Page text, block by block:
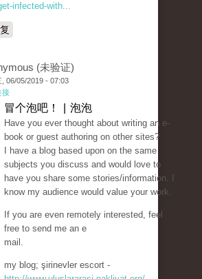
infected-with...
(未验证)
, 06/05/2019 - 07:03
接
冒个泡吧！ | 泡泡
Have you ever thought about writing an e-
book or guest authoring on other sites?
I have a blog based upon on the same
subjects you discuss and would love to
have you share some stories/information. I
know my audience would value your work.
If you are even remotely interested, feel
free to send me an e
mail.
my blog; şirinevler escort -